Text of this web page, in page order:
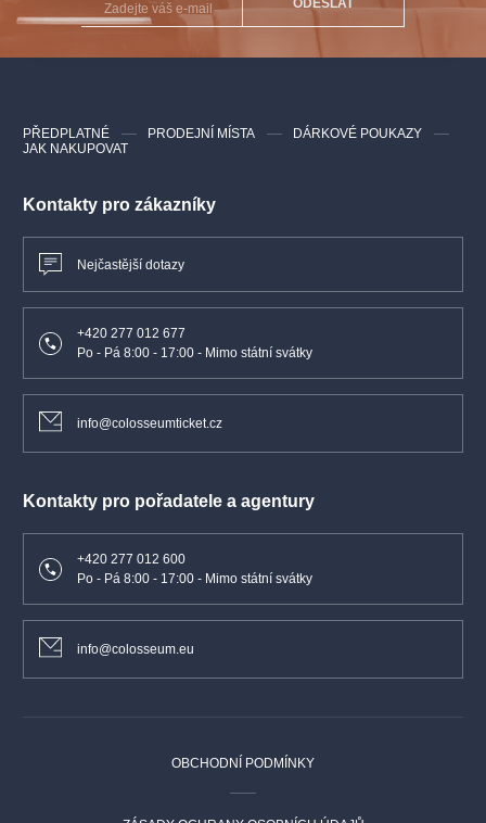
ODESLAT
Kontakty pro zákazníky
Nejčastější dotazy
+420 277 012 677
Po - Pá 8:00 - 17:00 - Mimo státní svátky
info@colosseumticket.cz
Kontakty pro pořadatele a agentury
+420 277 012 600
Po - Pá 8:00 - 17:00 - Mimo státní svátky
info@colosseum.eu
PŘEDPLATNÉ PRODEJNÍ MÍSTA
DÁRKOVÉ POUKAZY
JAK NAKUPOVAT
OBCHODNÍ PODMÍNKY